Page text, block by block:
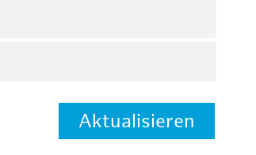
Aktualisieren